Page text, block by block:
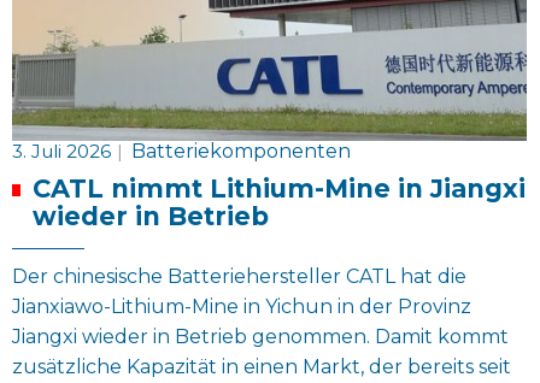
3. Juli 2026 | Batteriekomponenten
CATL nimmt Lithium-Mine in Jiangxi
wieder in Betrieb
Der chinesische Batteriehersteller CATL hat die
Jianxiawo-Lithium-Mine in Yichun in der Provinz
Jiangxi wieder in Betrieb genommen. Damit kommt
zusätzliche Kapazität in einen Markt, der bereits seit